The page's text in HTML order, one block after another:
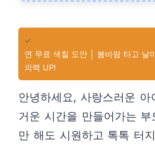
✓
연 무료 색칠 도안 │ 봄바람 타고 날
의력 UP!
안녕하세요, 사랑스러운
거운 시간을 만들어가는
만 해도 시원하고 톡톡 터